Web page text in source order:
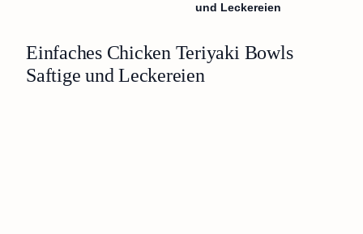
und Leckereien
Einfaches Chicken Teriyaki Bowls
Saftige und Leckereien